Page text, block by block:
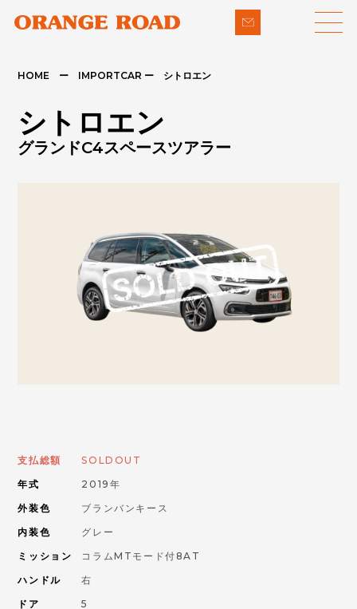
- 輸入車
CONTACT
PRIVACY POLICY
輸入車
PIKE CAR
パイクカー
HOME ー IMPORTCAR ー シトロエン
シトロエン
グランドC4スペースツアラー
支払総額
年式
外装色
内装色
ミッション
ハンドル
ドア
SOLDOUT
2019年
ブランバンキース
グレー
コラムMTモード付8AT
右
5